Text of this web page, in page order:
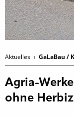
Aktuelles GaLaBau /
Agria-
ohne